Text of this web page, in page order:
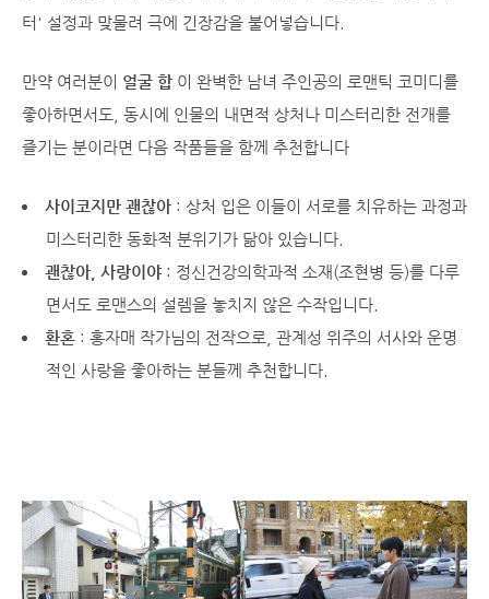
터' 설정과 맞물려 극에 긴장감을 불어넣습니다.
만약 여러분이 얼굴 합 이 완벽한 남녀 주인공의 로맨틱 코미디를
좋아하면서도, 동시에 인물의 내면적 상처나 미스터리한 전개를
즐기는 분이라면 다음 작품들을 함께 추천합니다
사이코지만 괜찮아 : 상처 입은 이들이 서로를 치유하는 과정과
미스터리한 동화적 분위기가 닮아 있습니다.
괜찮아, 사랑이야 : 정신건강의학과적 소재(조현병 등)를 다루
면서도 로맨스의 설렘을 놓치지 않은 수작입니다.
환혼 : 홍자매 작가님의 전작으로, 관계성 위주의 서사와 운명
적인 사랑을 좋아하는 분들께 추천합니다.